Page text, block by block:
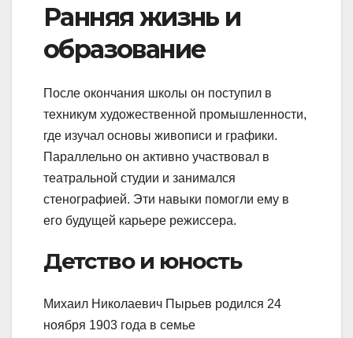
Ранняя жизнь и
образование
После окончания школы он поступил в
техникум художественной промышленности,
где изучал основы живописи и графики.
Параллельно он активно участвовал в
театральной студии и занимался
стенографией. Эти навыки помогли ему в
его будущей карьере режиссера.
Детство и юность
Михаил Николаевич Пырьев родился 24
ноября 1903 года в семье